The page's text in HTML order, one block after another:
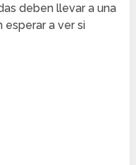
deben llevar a una
esperar a ver si